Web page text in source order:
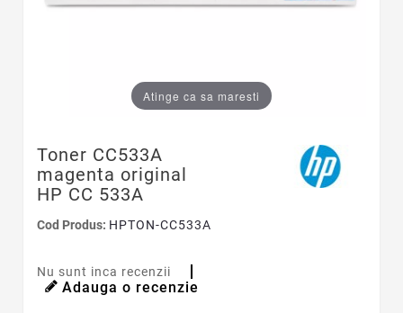
Atinge ca sa maresti
Toner CC533A
magenta original
HP CC 533A
Cod Produs: HPTON-CC533A
Nu sunt inca recenzii
Adauga o recenzie